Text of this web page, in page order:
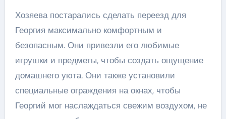
Хозяева постарались сделать переезд для
Георгия максимально комфортным и
безопасным. Они привезли его любимые
игрушки и предметы, чтобы создать ощущение
домашнего уюта. Они также установили
специальные ограждения на окнах, чтобы
Георгий мог наслаждаться свежим воздухом, не